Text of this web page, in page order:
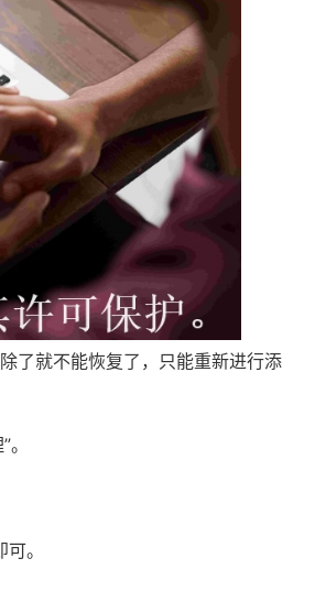
了就不能恢复了，只能重新进行添
。